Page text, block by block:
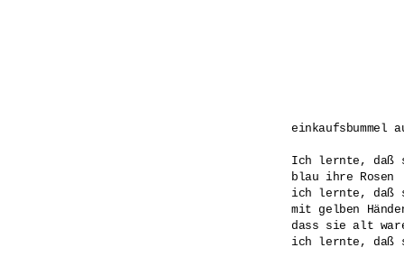
einkaufsbummel
Ich lernte, daß
blau ihre Rosen
ich lernte, daß
mit gelben
dass sie alt
ich lernte, daß